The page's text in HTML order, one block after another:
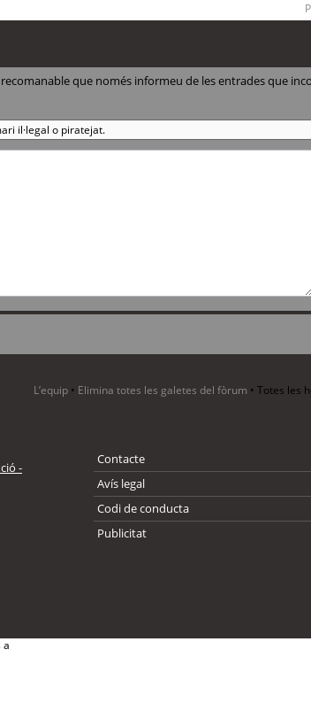
que només informeu de les entrades que
L’equip • Elimina totes les galetes del fòrum • Totes les
-
Contacte
Avís legal
Codi de conducta
Publicitat
a